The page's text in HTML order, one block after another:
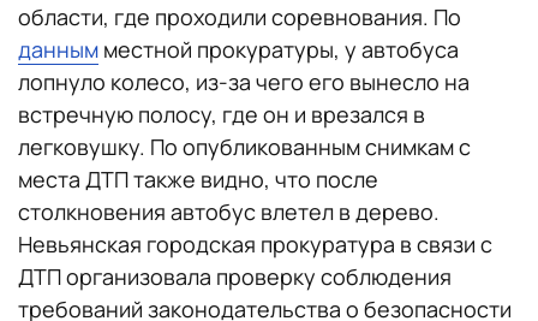
области, где проходили соревнования. По
данным местной прокуратуры, у автобуса
лопнуло колесо, из-за чего его вынесло на
встречную полосу, где он и врезался в
легковушку. По опубликованным снимкам с
места ДТП также видно, что после
столкновения автобус влетел в дерево.
Невьянская городская прокуратура в связи с
ДТП организовала проверку соблюдения
требований законодательства о безопасности